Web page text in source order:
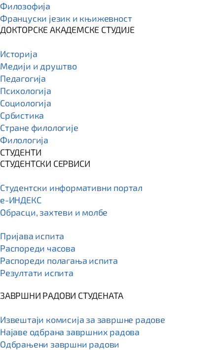
Филозофија
Француски језик и књижевност
ДОКТОРСКЕ АКАДЕМСКЕ СТУДИЈЕ
Историја
Медији и друштво
Педагогија
Психологија
Социологија
Србистика
Стране филологије
Филологија
СТУДЕНТИ
СТУДЕНТСКИ СЕРВИСИ
Студентски информативни портал
e-ИНДЕКС
Обрасци, захтеви и молбе
Пријава испита
Распореди часова
Распореди полагања испита
Резултати испита
ЗАВРШНИ РАДОВИ СТУДЕНАТА
Извештаји комисија за завршне радове
Најаве одбрана завршних радова
Одбрањени завршни радови